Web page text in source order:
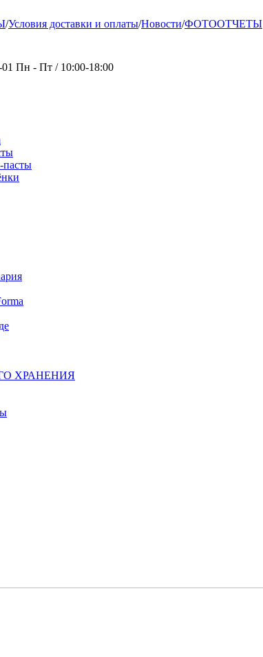
/Условия доставки и оплаты/Новости/ФОТООТЧЕТЫ
Пн - Пт / 10:00-18:00
пасты
ХРАНЕНИЯ